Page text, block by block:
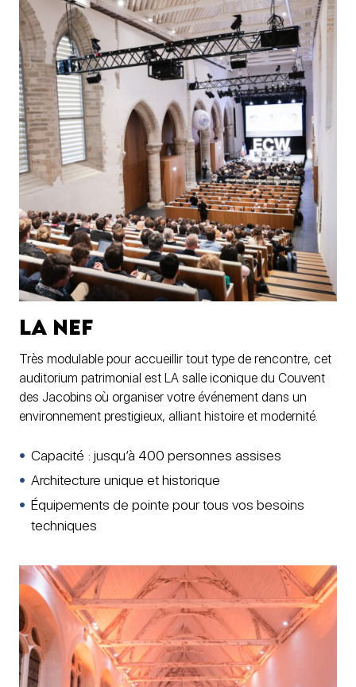
La Nef
Très modulable pour accueillir tout type de rencontre, cet
auditorium patrimonial est LA salle iconique du Couvent
des Jacobins où organiser votre événement dans un
environnement prestigieux, alliant histoire et modernité.
Capacité : jusqu’à 400 personnes assises
Architecture unique et historique
Équipements de pointe pour tous vos besoins
techniques